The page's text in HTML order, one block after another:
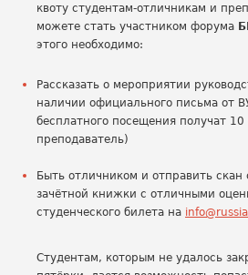
квоту студентам-отличникам и
можете стать участником форума
этого необходимо:
Рассказать о мероприятии
наличии официального письма от
бесплатного посещения получат 10
преподаватель)
Быть отличником и отправить скан
зачётной книжки с отличными
студенческого билета на
Студентам, которым не удалось